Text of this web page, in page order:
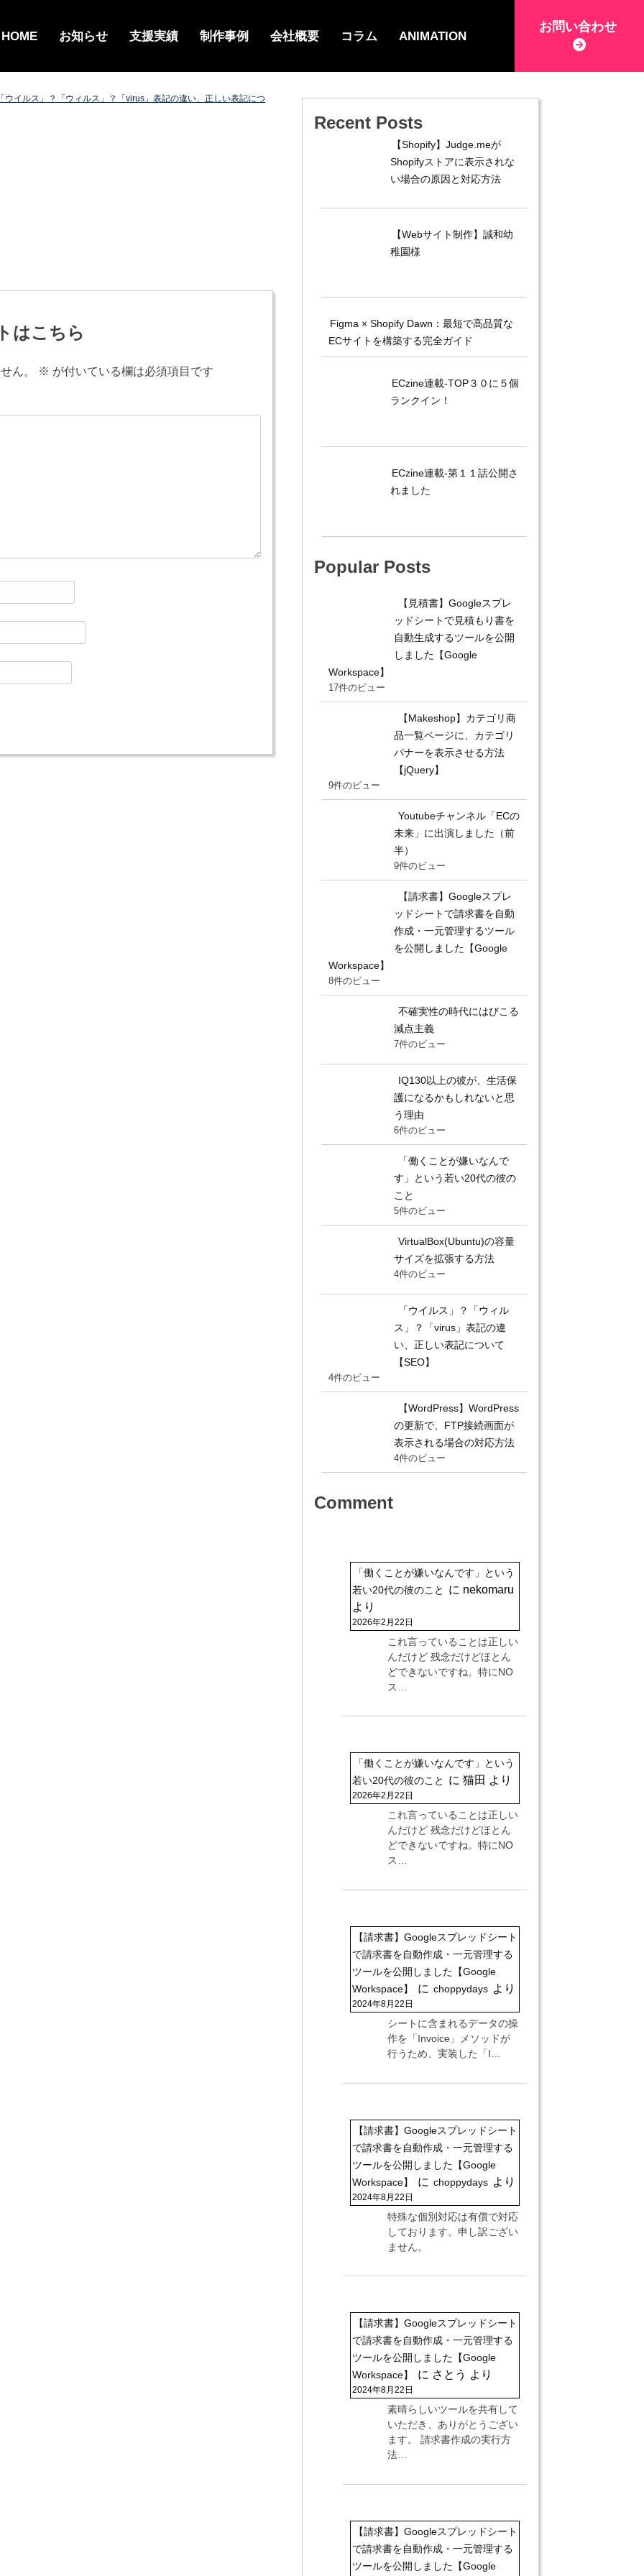
HOME お知らせ 支援実績 制作事例 会社概要 コラム ANIMATION
お問い合わせ
ウイルス」？「ウィルス」？「virus」表記の違い、正しい表記につ
はこちら
ん。 ※ が付いている欄は必須項目です
Recent Posts
【Shopify】Judge.meが
Shopifyストアに表示されな
い場合の原因と対応方法
【Webサイト制作】誠和幼
稚園様
Figma × Shopify Dawn：最短で高品質な
ECサイトを構築する完全ガイド
ECzine連載-TOP３０に５個
ランクイン！
ECzine連載-第１１話公開さ
れました
Popular Posts
【見積書】Googleスプレ
ッドシートで見積もり書を
自動生成するツールを公開
しました【Google
Workspace】
17件のビュー
【Makeshop】カテゴリ商
品一覧ページに、カテゴリ
バナーを表示させる方法
【jQuery】
9件のビュー
Youtubeチャンネル「ECの
未来」に出演しました（前
半）
9件のビュー
【請求書】Googleスプレ
ッドシートで請求書を自動
作成・一元管理するツール
を公開しました【Google
Workspace】
8件のビュー
不確実性の時代にはびこる
減点主義
7件のビュー
IQ130以上の彼が、生活保
護になるかもしれないと思
う理由
6件のビュー
「働くことが嫌いなんで
す」という若い20代の彼の
こと
5件のビュー
VirtualBox(Ubuntu)の容量
サイズを拡張する方法
4件のビュー
「ウイルス」？「ウィル
ス」？「virus」表記の違
い、正しい表記について
【SEO】
4件のビュー
【WordPress】WordPress
の更新で、FTP接続画面が
表示される場合の対応方法
4件のビュー
Comment
「働くことが嫌いなんです」という
若い20代の彼のこと
に nekomaru
より
2026年2月22日
これ言っていることは正しい
んだけど 残念だけどほとん
どできないですね。特にNO
ス…
「働くことが嫌いなんです」という
若い20代の彼のこと
に 猫田 より
2026年2月22日
これ言っていることは正しい
んだけど 残念だけどほとん
どできないですね。特にNO
ス…
【請求書】Googleスプレッドシート
で請求書を自動作成・一元管理する
ツールを公開しました【Google
Workspace】
に choppydays より
2024年8月22日
シートに含まれるデータの操
作を「Invoice」メソッドが
行うため、実装した「I…
【請求書】Googleスプレッドシート
で請求書を自動作成・一元管理する
ツールを公開しました【Google
Workspace】
に choppydays より
2024年8月22日
特殊な個別対応は有償で対応
しております。申し訳ござい
ません。
【請求書】Googleスプレッドシート
で請求書を自動作成・一元管理する
ツールを公開しました【Google
Workspace】
に さとう より
2024年8月22日
素晴らしいツールを共有して
いただき、ありがとうござい
ます。 請求書作成の実行方
法…
【請求書】Googleスプレッドシート
で請求書を自動作成・一元管理する
ツールを公開しました【Google